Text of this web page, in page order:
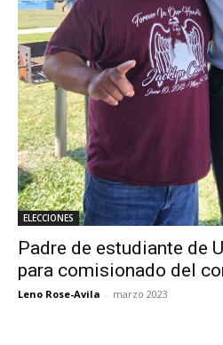
ELECCIONES
Padre de estudiante de
para comisionado del
Leno Rose-Avila - marzo 2023